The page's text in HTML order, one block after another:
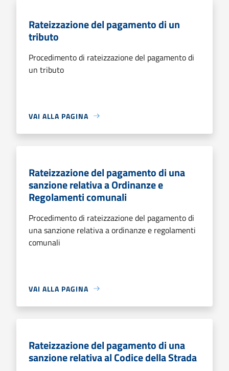
Rateizzazione del pagamento di un
tributo
Procedimento di rateizzazione del pagamento di
un tributo
VAI ALLA PAGINA
Rateizzazione del pagamento di una
sanzione relativa a Ordinanze e
Regolamenti comunali
Procedimento di rateizzazione del pagamento di
una sanzione relativa a ordinanze e regolamenti
comunali
VAI ALLA PAGINA
Rateizzazione del pagamento di una
sanzione relativa al Codice della Strada